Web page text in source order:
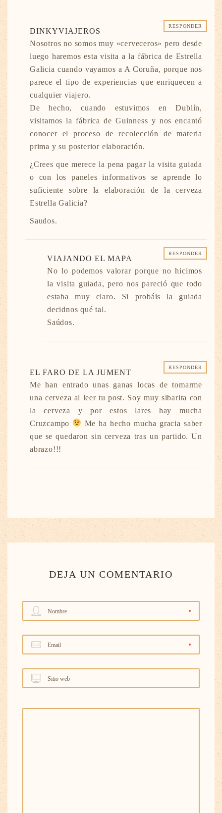
RESPONDER
DINKYVIAJEROS
Nosotros no somos muy «cerveceros» pero desde
luego haremos esta visita a la fábrica de Estrella
Galicia cuando vayamos a A Coruña, porque nos
parece el tipo de experiencias que enriquecen a
cualquier viajero.
De hecho, cuando estuvimos en Dublín,
visitamos la fábrica de Guinness y nos encantó
conocer el proceso de recolección de materia
prima y su posterior elaboración.
¿Crees que merece la pena pagar la visita guiada
o con los paneles informativos se aprende lo
suficiente sobre la elaboración de la cerveza
Estrella Galicia?
Saudos.
RESPONDER
VIAJANDO EL MAPA
No lo podemos valorar porque no hicimos
la visita guiada, pero nos pareció que todo
estaba muy claro. Si probáis la guiada
decidnos qué tal.
Saúdos.
RESPONDER
EL FARO DE LA JUMENT
Me han entrado unas ganas locas de tomarme
una cerveza al leer tu post. Soy muy sibarita con
la cerveza y por estos lares hay mucha
Cruzcampo
Me ha hecho mucha gracia saber
que se quedaron sin cerveza tras un partido. Un
abrazo!!!
DEJA UN COMENTARIO
Nombre
Email
Sitio web